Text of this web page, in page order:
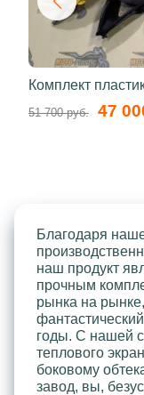
Комплект
51 700 руб. 47
Благодаря
наш продукт
прочным
рынка на рынке,
годы. С нашей
теплового
боковому
завод, вы,